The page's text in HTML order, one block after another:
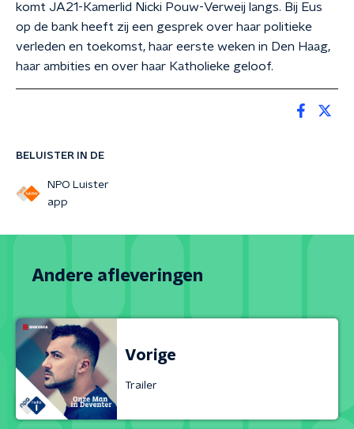
BELUISTER IN DE
NPO Luister
app
komt JA21-Kamerlid Nicki Pouw-Verweij langs. Bij Eus
op de bank heeft zij een gesprek over haar politieke
verleden en toekomst, haar eerste weken in Den Haag,
haar ambities en over haar Katholieke geloof.
Andere afleveringen
Vorige
Trailer